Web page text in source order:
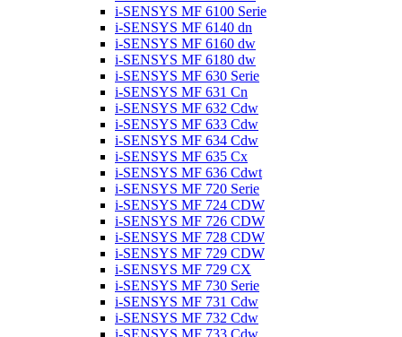
i-SENSYS MF 6100 Serie
i-SENSYS MF 6140 dn
i-SENSYS MF 6160 dw
i-SENSYS MF 6180 dw
i-SENSYS MF 630 Serie
i-SENSYS MF 631 Cn
i-SENSYS MF 632 Cdw
i-SENSYS MF 633 Cdw
i-SENSYS MF 634 Cdw
i-SENSYS MF 635 Cx
i-SENSYS MF 636 Cdwt
i-SENSYS MF 720 Serie
i-SENSYS MF 724 CDW
i-SENSYS MF 726 CDW
i-SENSYS MF 728 CDW
i-SENSYS MF 729 CDW
i-SENSYS MF 729 CX
i-SENSYS MF 730 Serie
i-SENSYS MF 731 Cdw
i-SENSYS MF 732 Cdw
i-SENSYS MF 733 Cdw